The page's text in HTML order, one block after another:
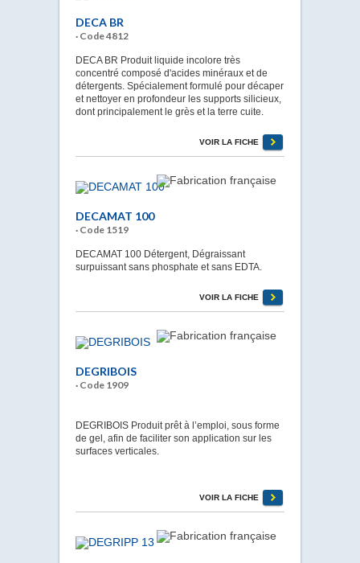
DECA BR
· Code 4812
DECA BR Produit liquide incolore très
concentré composé d'acides minéraux et de
détergents. Spécialement formulé pour décaper
et nettoyer en profondeur les supports silicieux,
dont principalement le grès et la terre cuite.
VOIR LA FICHE
DECAMAT 100
· Code 1519
DECAMAT 100 Détergent, Dégraissant
surpuissant sans phosphate et sans EDTA.
VOIR LA FICHE
DEGRIBOIS
· Code 1909
DEGRIBOIS Produit prêt à l’emploi, sous forme
de gel, afin de faciliter son application sur les
surfaces verticales.
VOIR LA FICHE